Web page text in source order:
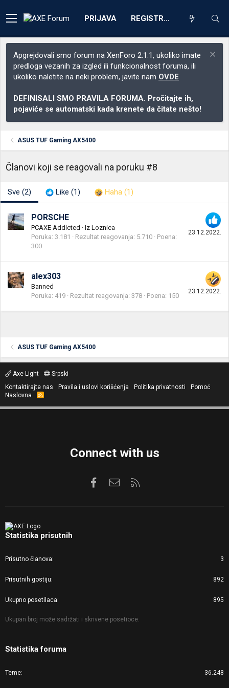
PRIJAVA REGISTRACIJA
Apgrejdovali smo forum na XenForo 2.1.1, ukoliko imate
predloga vezanih za izgled ili funkcionalnost foruma, ili
ukoliko naletite na neki problem, javite nam OVDE
DEFINISALI SMO PRAVILA FORUMA. Pročitajte ih,
pojaviće se automatski kada krenete da čitate nešto!
ASUS TUF Gaming AX5400
Članovi koji se reagovali na poruku #8
Sve (2) Like (1) Haha (1)
23.12.2022.
PORSCHE
PCAXE Addicted · Iz Loznica
Poruka 3.181 Rezultat reagovanja 5.710
Poena
300
23.12.2022.
alex303
Banned
Poruka 419 Rezultat reagovanja 378 Poena 150
ASUS TUF Gaming AX5400
Axe Light
Srpski
Kontaktirajte nas
Pravila i uslovi korišćenja Politika privatnosti
Pomoć
Naslovna
R
S
Connect with us
FacebookKontaktirajte nas
Statistika prisutnih
Prisutno članova 3
Prisutnih gostiju 892
Ukupno posetilaca 895
Ukupan broj može sadržati i skrivene posetioce.
Statistika foruma
Teme 36.248